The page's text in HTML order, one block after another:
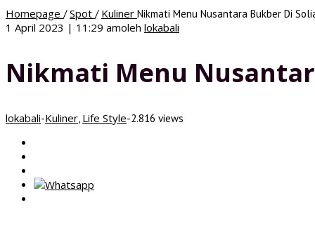
Homepage / Spot / Kuliner Nikmati Menu Nusantara Bukber Di
1 April 2023 | 11:29 amoleh lokabali
Nikmati Menu
lokabali-Kuliner Life Style-2.816 views